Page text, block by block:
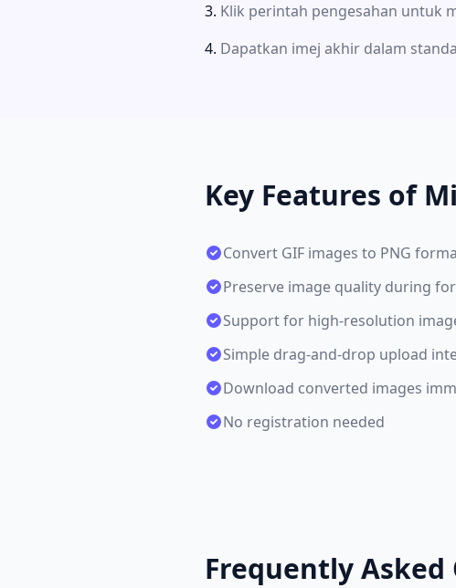
Klik perintah pengesahan untuk
Dapatkan imej akhir dalam
Key Features of
Convert GIF images to PNG
Preserve image quality during
Support for high-resolution
Simple drag-and-drop upload
Download converted images
No registration needed
Frequently Asked